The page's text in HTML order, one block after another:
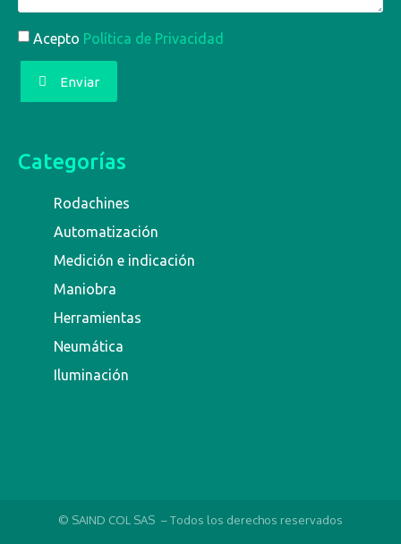
Acepto Política de Privacidad
Enviar
Categorías
Rodachines
Automatización
Medición e indicación
Maniobra
Herramientas
Neumática
Iluminación
© SAIND COL SAS – Todos los derechos reservados